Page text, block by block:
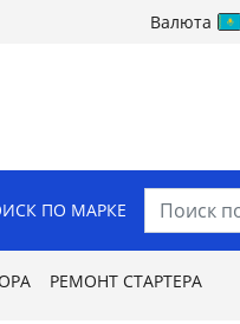
Валюта
ПО МАРКЕ
РЕМОНТ СТАРТЕРА